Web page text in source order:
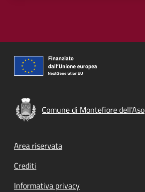
Comune di Montefiore dell'Aso
Footer menu
Area riservata
Crediti
Informativa privacy